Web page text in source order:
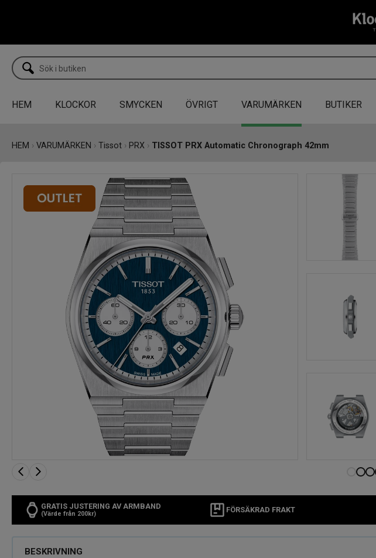
HEM KLOCKOR SMYCKEN ÖVRIGT VARUMÄRKEN BUTIKER
HEM › VARUMÄRKEN › Tissot › PRX › TISSOT PRX Automatic Chronograph 42mm
GRATIS JUSTERING AV ARMBAND
(Värde från 200kr) FÖRSÄKRAD FRAKT
BESKRIVNING